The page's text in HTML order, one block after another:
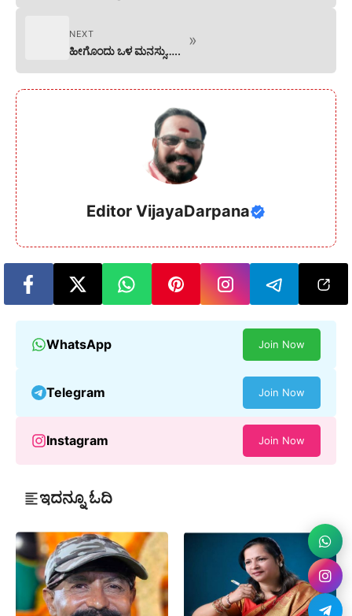
NEXT
ಹೀಗೊಂದು ಒಳ ಮನಸ್ಸು…..
»
Editor VijayaDarpana
WhatsApp Join Now
Telegram Join Now
Instagram Join Now
ಇದನ್ನೂ ಓದಿ